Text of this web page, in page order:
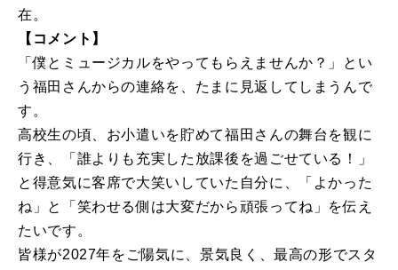
在。
【コメント】
「僕とミュージカルをやってもらえませんか？」とい
う福田さんからの連絡を、たまに見返してしまうんで
す。
高校生の頃、お小遣いを貯めて福田さんの舞台を観に
行き、「誰よりも充実した放課後を過ごせている！」
と得意気に客席で大笑いしていた自分に、「よかった
ね」と「笑わせる側は大変だから頑張ってね」を伝え
たいです。
皆様が2027年をご陽気に、景気良く、最高の形でスタ